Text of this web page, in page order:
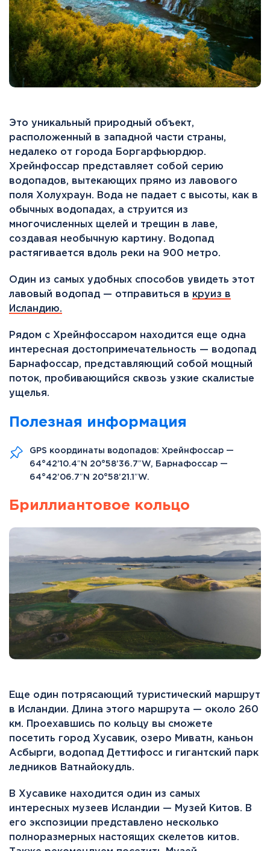
Это уникальный природный объект,
расположенный в западной части страны,
недалеко от города Боргарфьюрдюр.
Хрейнфоссар представляет собой серию
водопадов, вытекающих прямо из лавового
поля Холухраун. Вода не падает с высоты, как в
обычных водопадах, а струится из
многочисленных щелей и трещин в лаве,
создавая необычную картину. Водопад
растягивается вдоль реки на 900 метро.
Один из самых удобных способов увидеть этот
лавовый водопад — отправиться в круиз в
Исландию.
Рядом с Хрейнфоссаром находится еще одна
интересная достопримечательность — водопад
Барнафоссар, представляющий собой мощный
поток, пробивающийся сквозь узкие скалистые
ущелья.
Полезная информация
GPS координаты водопадов: Хрейнфоссар —
64°42’10.4″N 20°58’36.7″W, Барнафоссар —
64°42’06.7″N 20°58’21.1″W.
Бриллиантовое кольцо
Еще один потрясающий туристический маршрут
в Исландии. Длина этого маршрута — около 260
км. Проехавшись по кольцу вы сможете
посетить город Хусавик, озеро Миватн, каньон
Асбырги, водопад Деттифосс и гигантский парк
ледников Ватнайокудль.
В Хусавике находится один из самых
интересных музеев Исландии — Музей Китов. В
его экспозиции представлено несколько
полноразмерных настоящих скелетов китов.